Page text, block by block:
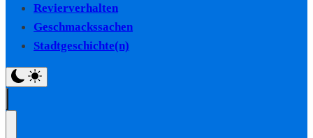
Revierverhalten
Geschmackssachen
Stadtgeschichte(n)